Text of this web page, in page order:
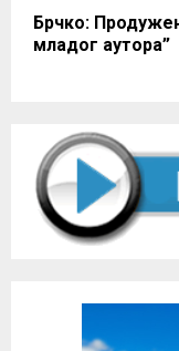
Брчко:
младог аутора”